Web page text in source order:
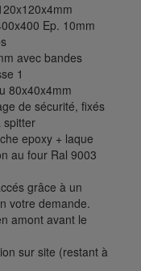
Ep. 10mm
avec bandes
1
80x40x4mm
de sécurité, fixés
spitter
epoxy + laque
au four Ral 9003
grâce à un
votre demande.
amont avant le
sur site (restant à